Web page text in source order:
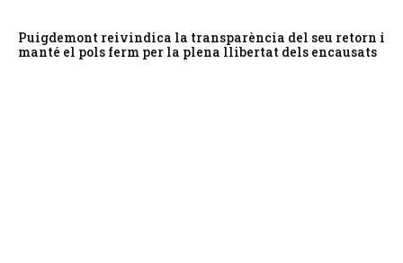
Puigdemont reivindica la transparència del seu retorn i
manté el pols ferm per la plena llibertat dels encausats